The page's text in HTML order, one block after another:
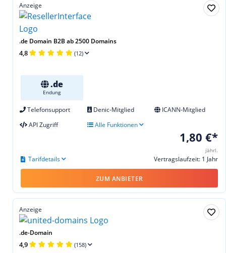
Anzeige
.de Domain B2B ab 2500 Domains
4,8 (12)
.de
Endung
Telefonsupport Denic-Mitglied
ICANN-Mitglied
API Zugriff
Alle Funktionen
1,80 €*
jährl.
Vertragslaufzeit: 1 Jahr
Tarifdetails
ZUM ANBIETER
Anzeige
.de-Domain
4,9 (158)